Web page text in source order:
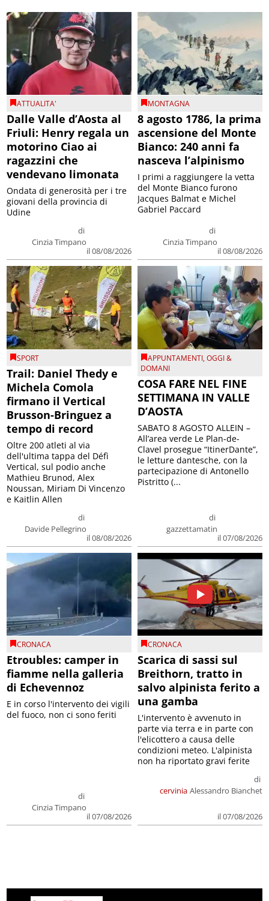
ATTUALITA'
Dalle Valle d’Aosta al
Friuli: Henry regala un
motorino Ciao ai
ragazzini che
vendevano limonata
di
Cinzia Timpano
il 08/08/2026
Ondata di generosità per i tre
giovani della provincia di
Udine
MONTAGNA
8 agosto 1786, la prima
ascensione del Monte
Bianco: 240 anni fa
nasceva l’alpinismo
di
Cinzia Timpano
il 08/08/2026
I primi a raggiungere la vetta
del Monte Bianco furono
Jacques Balmat e Michel
Gabriel Paccard
SPORT
Trail: Daniel Thedy e
Michela Comola
firmano il Vertical
Brusson-Bringuez a
tempo di record
di
Davide Pellegrino
il 08/08/2026
Oltre 200 atleti al via
dell'ultima tappa del Défì
Vertical, sul podio anche
Mathieu Brunod, Alex
Noussan, Miriam Di Vincenzo
e Kaitlin Allen
APPUNTAMENTI,OGGI &
DOMANI
COSA FARE NEL FINE
SETTIMANA IN VALLE
D’AOSTA
di
gazzettamatin
il 07/08/2026
SABATO 8 AGOSTO ALLEIN –
All’area verde Le Plan-de-
Clavel prosegue “ItinerDante”,
le letture dantesche, con la
partecipazione di Antonello
Pistritto (...
CRONACA
Etroubles: camper in
fiamme nella galleria
di Echevennoz
di
Cinzia Timpano
il 07/08/2026
E in corso l'intervento dei vigili
del fuoco, non ci sono feriti
CRONACA
Scarica di sassi sul
Breithorn, tratto in
salvo alpinista ferito a
una gamba
cervinia
di
Alessandro Bianchet
il 07/08/2026
L'intervento è avvenuto in
parte via terra e in parte con
l'elicottero a causa delle
condizioni meteo. L'alpinista
non ha riportato gravi ferite